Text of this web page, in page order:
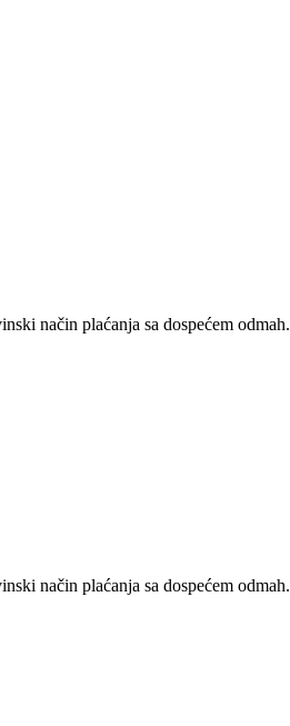
način plaćanja sa dospećem odmah.
način plaćanja sa dospećem odmah.